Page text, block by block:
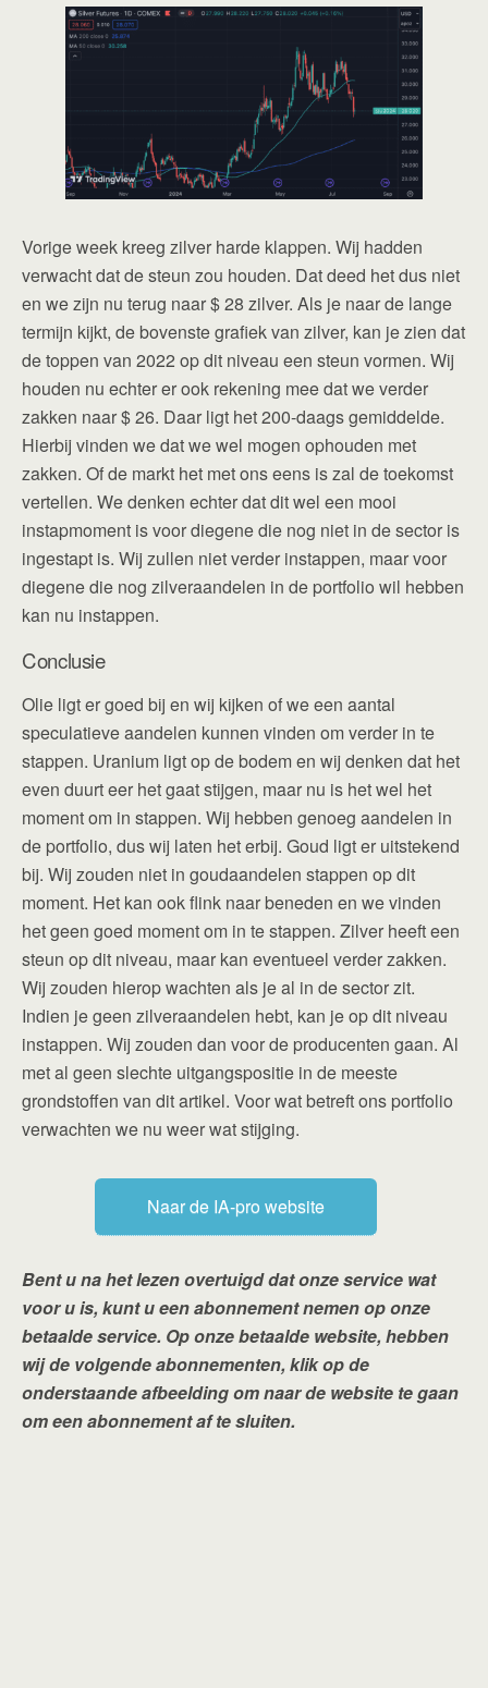
Vorige week kreeg zilver harde klappen. Wij hadden
verwacht dat de steun zou houden. Dat deed het dus niet
en we zijn nu terug naar $ 28 zilver. Als je naar de lange
termijn kijkt, de bovenste grafiek van zilver, kan je zien dat
de toppen van 2022 op dit niveau een steun vormen. Wij
houden nu echter er ook rekening mee dat we verder
zakken naar $ 26. Daar ligt het 200-daags gemiddelde.
Hierbij vinden we dat we wel mogen ophouden met
zakken. Of de markt het met ons eens is zal de toekomst
vertellen. We denken echter dat dit wel een mooi
instapmoment is voor diegene die nog niet in de sector is
ingestapt is. Wij zullen niet verder instappen, maar voor
diegene die nog zilveraandelen in de portfolio wil hebben
kan nu instappen.
Conclusie
Olie ligt er goed bij en wij kijken of we een aantal
speculatieve aandelen kunnen vinden om verder in te
stappen. Uranium ligt op de bodem en wij denken dat het
even duurt eer het gaat stijgen, maar nu is het wel het
moment om in stappen. Wij hebben genoeg aandelen in
de portfolio, dus wij laten het erbij. Goud ligt er uitstekend
bij. Wij zouden niet in goudaandelen stappen op dit
moment. Het kan ook flink naar beneden en we vinden
het geen goed moment om in te stappen. Zilver heeft een
steun op dit niveau, maar kan eventueel verder zakken.
Wij zouden hierop wachten als je al in de sector zit.
Indien je geen zilveraandelen hebt, kan je op dit niveau
instappen. Wij zouden dan voor de producenten gaan. Al
met al geen slechte uitgangspositie in de meeste
grondstoffen van dit artikel. Voor wat betreft ons portfolio
verwachten we nu weer wat stijging.
Naar de IA-pro website
Bent u na het lezen overtuigd dat onze service wat
voor u is, kunt u een abonnement nemen op onze
betaalde service. Op onze betaalde website, hebben
wij de volgende abonnementen, klik op de
onderstaande afbeelding om naar de website te gaan
om een abonnement af te sluiten.